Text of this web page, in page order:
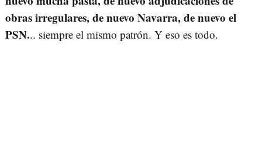
obras irregulares, de nuevo Navarra, de nuevo el
PSN... siempre el mismo patrón. Y eso es todo.